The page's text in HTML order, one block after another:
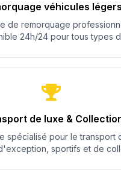
véhicules
de remorquage
24h/24 pour tous types
de luxe &
spécialisé pour le transport
sportifs et de